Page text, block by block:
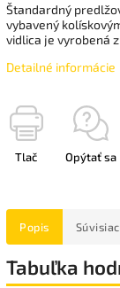
Štandardný
vybavený
vidlica je vyrobená
Detailné informácie
Tlač Opýtať sa
Popis
Tabuľka